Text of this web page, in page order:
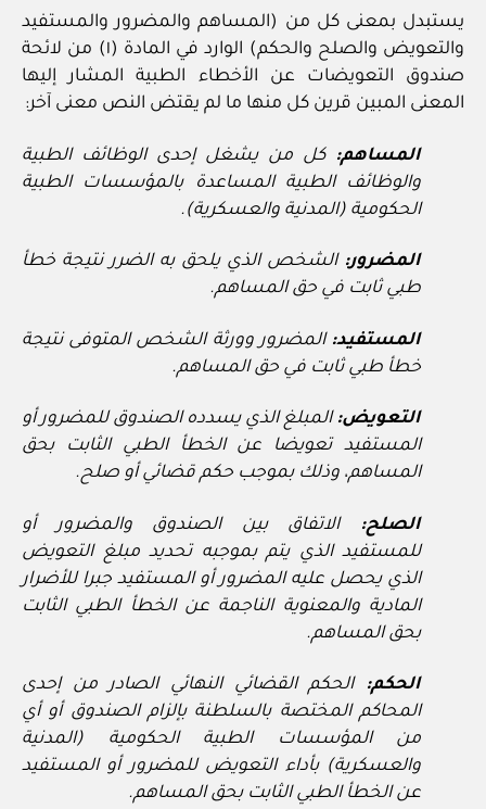
يستبدل بمعنى كل من (المساهم والمضرور والمستفيد
والتعويض والصلح والحكم) الوارد في المادة (١) من لائحة
صندوق التعويضات عن الأخطاء الطبية المشار إليها
المعنى المبين قرين كل منها ما لم يقتض النص معنى آخر:
المساهم: كل من يشغل إحدى الوظائف الطبية
والوظائف الطبية المساعدة بالمؤسسات الطبية
الحكومية (المدنية والعسكرية).
المضرور: الشخص الذي يلحق به الضرر نتيجة خطأ
طبي ثابت في حق المساهم.
المستفيد: المضرور وورثة الشخص المتوفى نتيجة
خطأ طبي ثابت في حق المساهم.
التعويض: المبلغ الذي يسدده الصندوق للمضرور أو
المستفيد تعويضا عن الخطأ الطبي الثابت بحق
المساهم، وذلك بموجب حكم قضائي أو صلح.
الصلح:
الاتفاق بين الصندوق والمضرور أو
للمستفيد الذي يتم بموجبه تحديد مبلغ التعويض
الذي يحصل عليه المضرور أو المستفيد جبرا للأضرار
المادية والمعنوية الناجمة عن الخطأ الطبي الثابت
بحق المساهم.
الحكم:
الحكم القضائي النهائي الصادر من إحدى
المحاكم المختصة بالسلطنة بإلزام الصندوق أو أي
من المؤسسات الطبية الحكومية (المدنية
والعسكرية) بأداء التعويض للمضرور أو المستفيد
عن الخطأ الطبي الثابت بحق المساهم.